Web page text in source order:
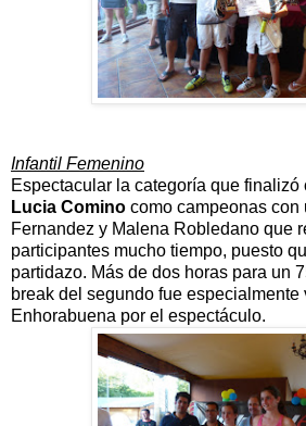
Infantil Femenino
Espectacular la categoría que finalizó
Lucia Comino como campeonas con
Fernandez y Malena Robledano que
participantes mucho tiempo, puesto
partidazo. Más de dos horas para un
break del segundo fue especialmente
Enhorabuena por el espectáculo.